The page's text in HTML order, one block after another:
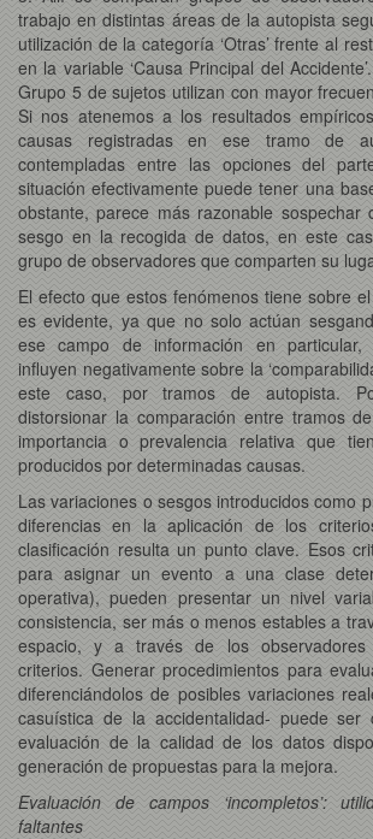
trabajo en distintas áreas de la autopista
utilización de la categoría ‘Otras’ frente al
en la variable ‘Causa Principal del
Grupo 5 de sujetos utilizan con mayor
Si nos atenemos a los resultados
causas registradas en ese tramo de
contempladas entre las opciones del
situación efectivamente puede tener una
obstante, parece más razonable sospechar
sesgo en la recogida de datos, en este
grupo de observadores que comparten su
El efecto que estos fenómenos tiene sobre
es evidente, ya que no solo actúan
ese campo de información en
influyen negativamente sobre la
este caso, por tramos de autopista.
distorsionar la comparación entre tramos
importancia o prevalencia relativa que
producidos por determinadas causas.
Las variaciones o sesgos introducidos como
diferencias en la aplicación de los
clasificación resulta un punto clave. Esos
para asignar un evento a una clase
operativa), pueden presentar un nivel
consistencia, ser más o menos estables a
espacio, y a través de los
criterios. Generar procedimientos para
diferenciándolos de posibles variaciones
casuística de la accidentalidad- puede
evaluación de la calidad de los datos
generación de propuestas para la mejora.
Evaluación de campos ‘incompletos’:
faltantes